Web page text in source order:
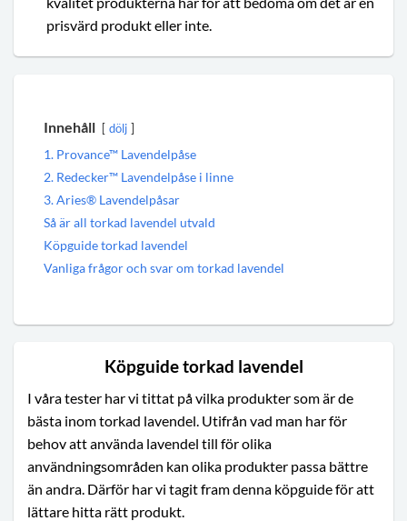
prisvärd produkt eller inte.
Innehåll dölj
1. Provance™ Lavendelpåse
2. Redecker™ Lavendelpåse i linne
3. Aries® Lavendelpåsar
Så är all torkad lavendel utvald
Köpguide torkad lavendel
Vanliga frågor och svar om torkad lavendel
Köpguide torkad lavendel
I våra tester har vi tittat på vilka produkter som är de
bästa inom torkad lavendel. Utifrån vad man har för
behov att använda lavendel till för olika
användningsområden kan olika produkter passa bättre
än andra. Därför har vi tagit fram denna köpguide för att
lättare hitta rätt produkt.